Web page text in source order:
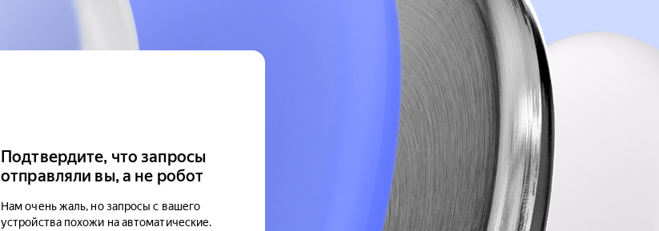
Подтвердите, что запросы
отправляли вы, а не робот
Нам очень жаль, но запросы с вашего
устройства похожи на автоматические.